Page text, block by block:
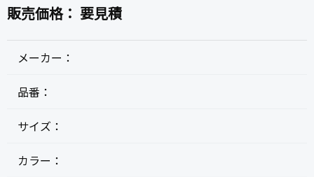
販売価格： 要見積
メーカー：
品番：
サイズ：
カラー：